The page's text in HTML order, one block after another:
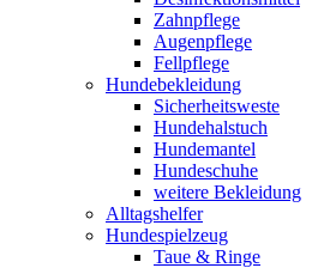
Zahnpflege
Augenpflege
Fellpflege
Hundebekleidung
Sicherheitsweste
Hundehalstuch
Hundemantel
Hundeschuhe
weitere Bekleidung
Alltagshelfer
Hundespielzeug
Taue & Ringe